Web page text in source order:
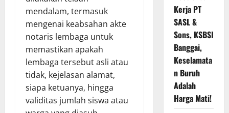
mendalam, termasuk
mengenai keabsahan akte
notaris lembaga untuk
memastikan apakah
lembaga tersebut asli atau
tidak, kejelasan alamat,
siapa ketuanya, hingga
validitas jumlah siswa atau
Kerja PT
SASL &
Sons, KSBSI
Banggai,
Keselamata
n Buruh
Adalah
Harga Mati!